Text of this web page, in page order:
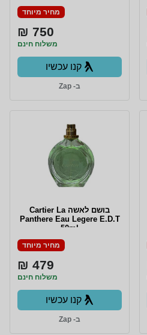
מחיר מיוחד
750 ₪
משלוח חינם
קנו עכשיו
ב- Zap
בושם לאשה Cartier La
Panthere Eau Legere E.D.T
50ml
מחיר מיוחד
479 ₪
משלוח חינם
קנו עכשיו
ב- Zap